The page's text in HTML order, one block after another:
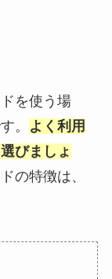
を使う場
。
よく利用
びましょ
の特徴は、